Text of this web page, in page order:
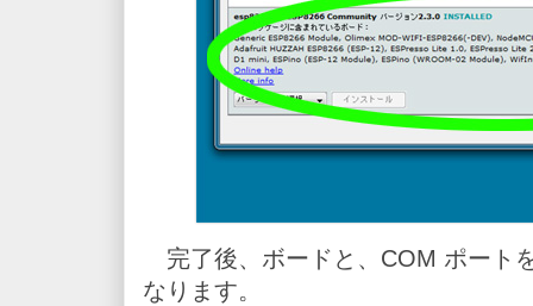
完了後、ボードと、COM ポート
なります。